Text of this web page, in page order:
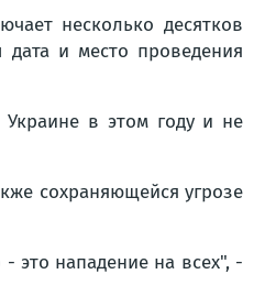
несколько десятков
и место проведения
в этом году и не
сохраняющейся угрозе
это нападение на всех", -